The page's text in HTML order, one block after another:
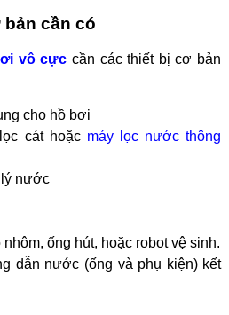
cần có
vô cực cần các thiết bị cơ bản
cho hồ bơi
cát hoặc máy lọc nước thông
lý nước
nhôm, ống hút, hoặc robot vệ sinh.
dẫn nước (ống và phụ kiện) kết